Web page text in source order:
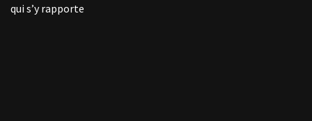
qui s’y rapporte